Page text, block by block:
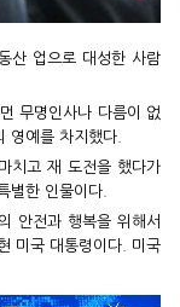
산 업으로 대성한 사람
무명인사나 다름이 없
영예를 차지했다.
치고 재 도전을 했다가
별한 인물이다.
안전과 행복을 위해서
미국 대통령이다. 미국